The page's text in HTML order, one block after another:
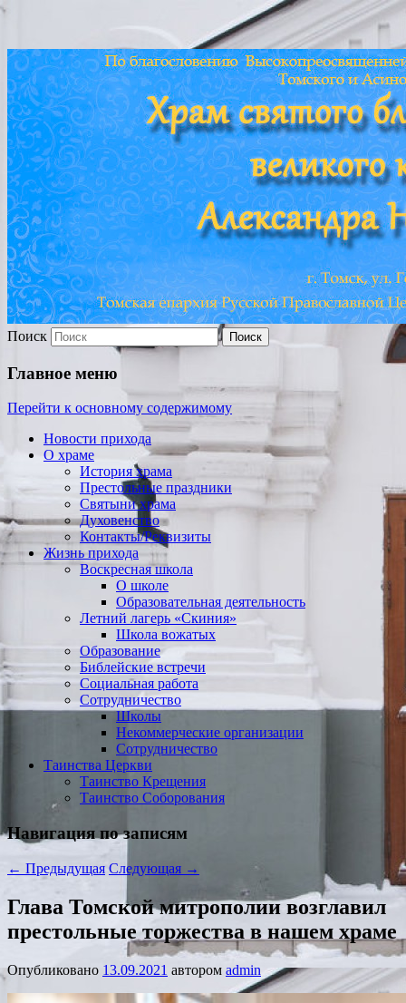
Храм св. Александра
Невского г. Томска
Поиск
Главное меню
Перейти к основному содержимому
Новости прихода
О храме
История храма
Престольные праздники
Святыни храма
Духовенство
Контакты/Реквизиты
Жизнь прихода
Воскресная школа
О школе
Образовательная деятельность
Летний лагерь «Скиния»
Школа вожатых
Образование
Библейские встречи
Социальная работа
Сотрудничество
Школы
Некоммерческие организации
Сотрудничество
Таинства Церкви
Таинство Крещения
Таинство Соборования
Навигация по записям
← Предыдущая Следующая →
Глава Томской митрополии возглавил
престольные торжества в нашем храме
Опубликовано 13.09.2021 автором admin